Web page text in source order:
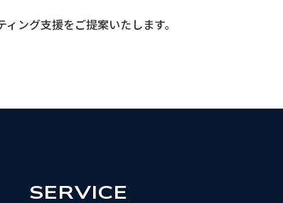
ィング支援をご提案いたします。
SERVICE